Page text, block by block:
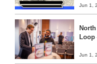
Jun 1,
Jun 1,